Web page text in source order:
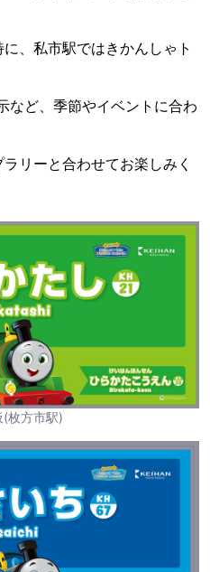
駅ではきかんしゃト
季節やイベントに合わ
合わせてお楽しみく
(枚方市駅)